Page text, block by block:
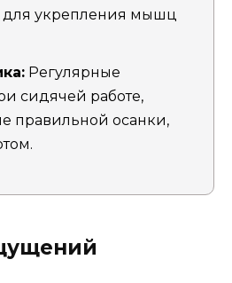
укрепления мышц
Регулярные
сидячей работе,
правильной осанки,